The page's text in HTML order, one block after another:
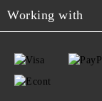
Working with